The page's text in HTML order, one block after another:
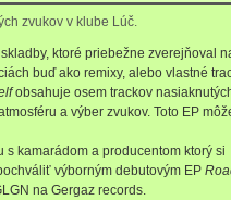
zvukov v klube Lúč.
ktoré priebežne zverejňoval
buď ako remixy, alebo vlastné
obsahuje osem trackov
a výber zvukov. Toto EP
kamarádom a producentom ktorý si
výborným debutovým EP
na Gergaz records.